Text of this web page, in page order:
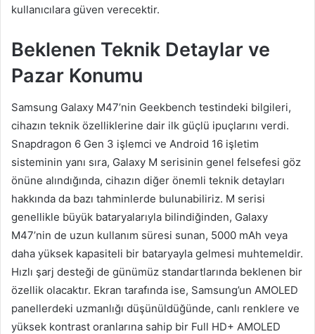
kullanıcılara güven verecektir.
Beklenen Teknik Detaylar ve
Pazar Konumu
Samsung Galaxy M47’nin Geekbench testindeki bilgileri,
cihazın teknik özelliklerine dair ilk güçlü ipuçlarını verdi.
Snapdragon 6 Gen 3 işlemci ve Android 16 işletim
sisteminin yanı sıra, Galaxy M serisinin genel felsefesi göz
önüne alındığında, cihazın diğer önemli teknik detayları
hakkında da bazı tahminlerde bulunabiliriz. M serisi
genellikle büyük bataryalarıyla bilindiğinden, Galaxy
M47’nin de uzun kullanım süresi sunan, 5000 mAh veya
daha yüksek kapasiteli bir bataryayla gelmesi muhtemeldir.
Hızlı şarj desteği de günümüz standartlarında beklenen bir
özellik olacaktır. Ekran tarafında ise, Samsung’un AMOLED
panellerdeki uzmanlığı düşünüldüğünde, canlı renklere ve
yüksek kontrast oranlarına sahip bir Full HD+ AMOLED